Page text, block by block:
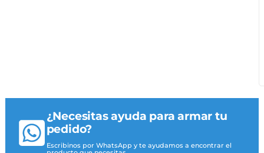
¿Necesitas ayuda para armar tu
pedido?
Escribinos por WhatsApp y te ayudamos a encontrar el